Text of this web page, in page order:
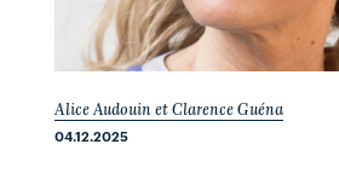
Alice Audouin et Clarence Guéna
04.12.2025